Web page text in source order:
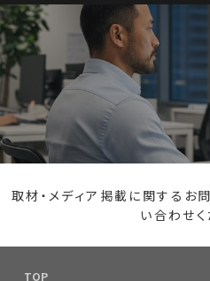
取材・メディア掲載に関するお
い合わせく
TOP